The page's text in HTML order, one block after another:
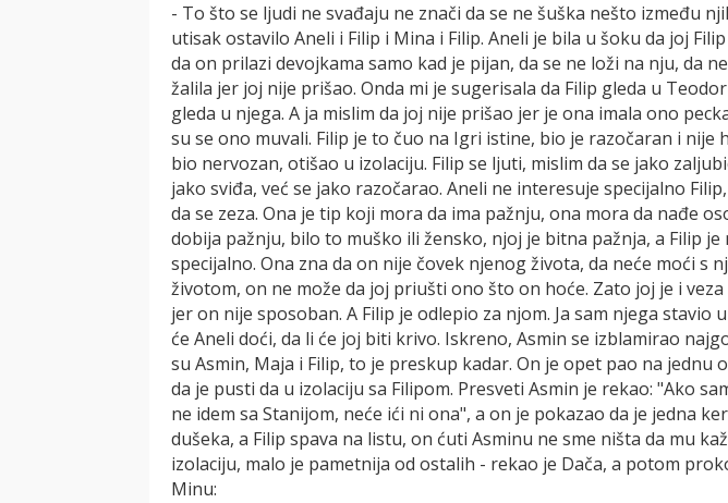
- To što se ljudi ne svađaju ne znači da se ne šuška nešto između
utisak ostavilo Aneli i Filip i Mina i Filip. Aneli je bila u šoku da joj
da on prilazi devojkama samo kad je pijan, da se ne loži na nju, da
žalila jer joj nije prišao. Onda mi je sugerisala da Filip gleda u
gleda u njega. A ja mislim da joj nije prišao jer je ona imala ono
su se ono muvali. Filip je to čuo na Igri istine, bio je razočaran i nije
bio nervozan, otišao u izolaciju. Filip se ljuti, mislim da se jako
jako sviđa, već se jako razočarao. Aneli ne interesuje specijalno
da se zeza. Ona je tip koji mora da ima pažnju, ona mora da nađe
dobija pažnju, bilo to muško ili žensko, njoj je bitna pažnja, a Filip je
specijalno. Ona zna da on nije čovek njenog života, da neće moći s
životom, on ne može da joj priušti ono što on hoće. Zato joj je i
jer on nije sposoban. A Filip je odlepio za njom. Ja sam njega stavio
će Aneli doći, da li će joj biti krivo. Iskreno, Asmin se izblamirao
su Asmin, Maja i Filip, to je preskup kadar. On je opet pao na jednu
da je pusti da u izolaciju sa Filipom. Presveti Asmin je rekao: "Ako
ne idem sa Stanijom, neće ići ni ona", a on je pokazao da je jedna
dušeka, a Filip spava na listu, on ćuti Asminu ne sme ništa da mu
izolaciju, malo je pametnija od ostalih - rekao je Dača, a potom
Minu: